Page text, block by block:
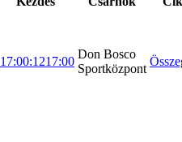
17:00:1217:00
Don Bosco
Sportközpont